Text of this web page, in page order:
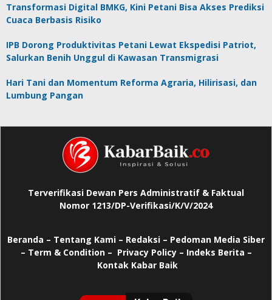
Transformasi Digital BMKG, Kini Petani Bisa Akses Prediksi
Cuaca Berbasis Risiko
IPB Dorong Produktivitas Petani Lewat Ekspedisi Patriot,
Salurkan Benih Unggul di Kawasan Transmigrasi
Hari Tani dan Momentum Reforma Agraria, Hilirisasi, dan
Lumbung Pangan
Terverifikasi Dewan Pers Administratif & Faktual
Nomor 1213/DP-Verifikasi/K/V/2024
Beranda – Tentang Kami – Redaksi – Pedoman Media Siber
– Term & Condition – Privacy Policy– Indeks Berita –
Kontak Kabar Baik